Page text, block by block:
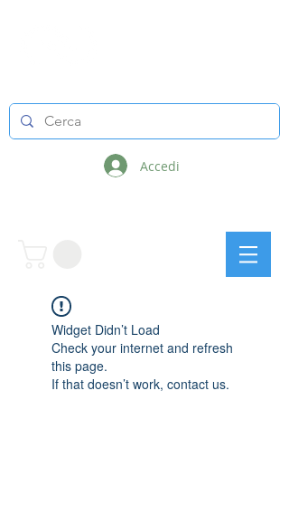
Accedi
Widget Didn’t Load
Check your internet and refresh
this page.
If that doesn’t work, contact us.